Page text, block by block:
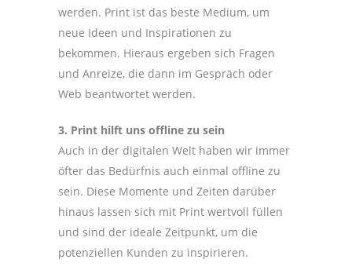
werden. Print ist das beste Medium, um
neue Ideen und Inspirationen zu
bekommen. Hieraus ergeben sich Fragen
und Anreize, die dann im Gespräch oder
Web beantwortet werden.
3. Print hilft uns offline zu sein
Auch in der digitalen Welt haben wir immer
öfter das Bedürfnis auch einmal offline zu
sein. Diese Momente und Zeiten darüber
hinaus lassen sich mit Print wertvoll füllen
und sind der ideale Zeitpunkt, um die
potenziellen Kunden zu inspirieren.